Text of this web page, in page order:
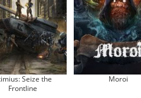
Seize the
Frontline
Moroi